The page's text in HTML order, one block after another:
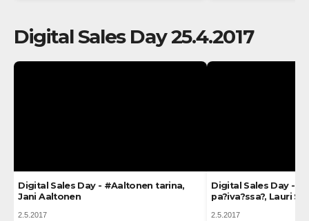
Digital Sales Day 25.4.2017
Digital Sales Day - #Aaltonen tarina,
Jani Aaltonen
2.5.2017
Digital Sales Day -
pa?iva?ssa?, Lauri
2.5.2017